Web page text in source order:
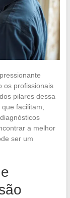
os profissionais
pilares dessa
facilitam,
a melhor
ser um